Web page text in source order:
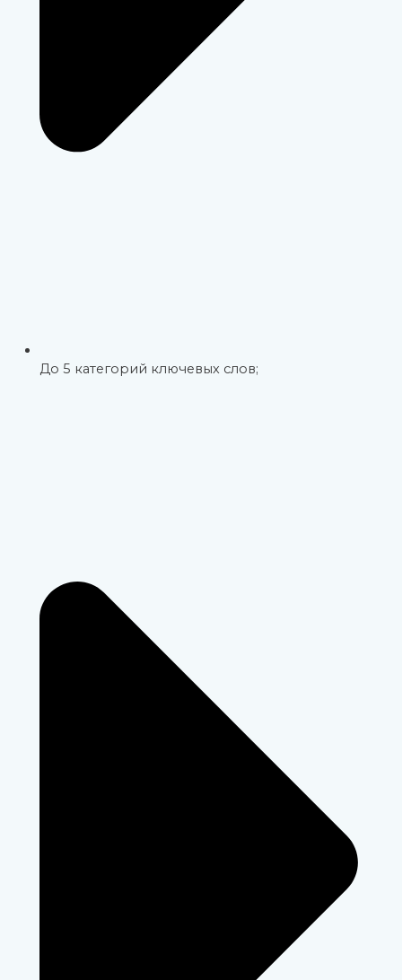
До 5 категорий ключевых слов;